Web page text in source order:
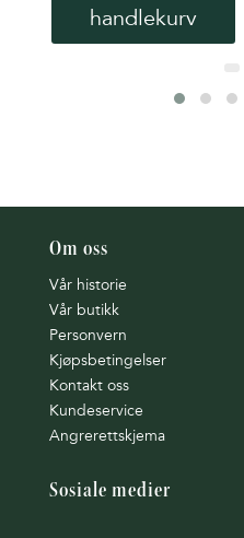
handlekurv
Om oss
Vår historie
Vår butikk
Personvern
Kjøpsbetingelser
Kontakt oss
Kundeservice
Angrerettskjema
Sosiale medier